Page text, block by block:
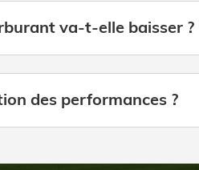
va-t-elle baisser ?
des performances ?